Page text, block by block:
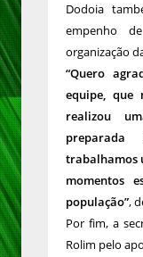
Dodoia
empenho
organização
“Quero
equipe, que
realizou
trabalhamos
momentos
população”,
Por fim, a
Rolim pelo